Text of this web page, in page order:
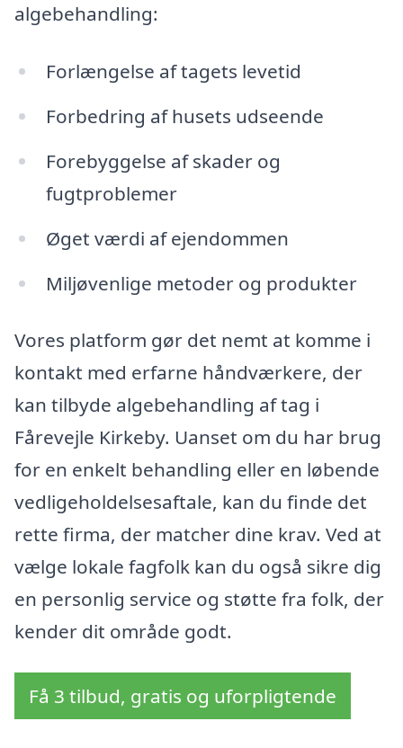
algebehandling:
Forlængelse af tagets levetid
Forbedring af husets udseende
Forebyggelse af skader og
fugtproblemer
Øget værdi af ejendommen
Miljøvenlige metoder og produkter
Vores platform gør det nemt at komme i
kontakt med erfarne håndværkere, der
kan tilbyde algebehandling af tag i
Fårevejle Kirkeby. Uanset om du har brug
for en enkelt behandling eller en løbende
vedligeholdelsesaftale, kan du finde det
rette firma, der matcher dine krav. Ved at
vælge lokale fagfolk kan du også sikre dig
en personlig service og støtte fra folk, der
kender dit område godt.
Få 3 tilbud, gratis og uforpligtende